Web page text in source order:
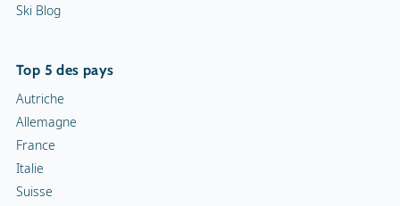
Ski Blog
Top 5 des pays
Autriche
Allemagne
France
Italie
Suisse